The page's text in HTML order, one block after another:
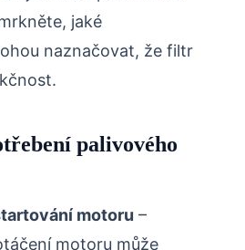
jaké
naznačovat, že filtr
palivového
motoru –
motoru může